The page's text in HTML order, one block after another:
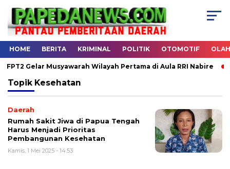
HOME BERITA KRIMINAL POLITIK OTOMOTIF
Gelar Musyawarah Wilayah Pertama di Aula RRI Nabire
Topik Kesehatan
Daerah
Rumah Sakit Jiwa di Papua Tengah
Harus Menjadi Prioritas
Pembangunan Kesehatan
Kamis, 1 Mei 2025 - 14:53